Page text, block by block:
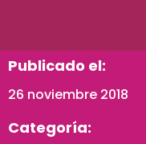
Publicado el:
26 noviembre 2018
Categoría: